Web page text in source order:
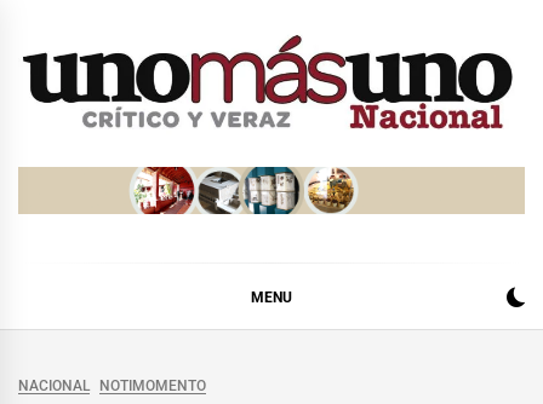
MENU
NACIONAL NOTIMOMENTO